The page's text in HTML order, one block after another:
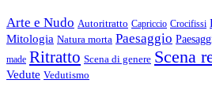
Arte e Nudo Autoritratto Capriccio Crocifissi
Mitologia Natura morta Paesaggio
made Ritratto Scena di genere Scena
Vedute Vedutismo